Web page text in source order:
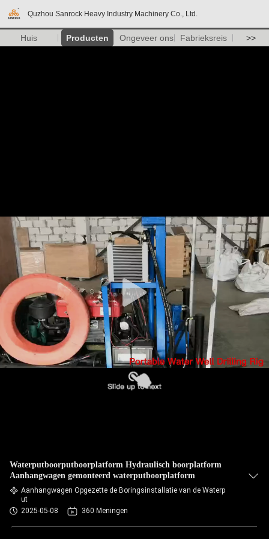
Quzhou Sanrock Heavy Industry Machinery Co., Ltd.
Huis Producten Ongeveer ons Fabrieksreis >>
Waterputboorputboorplatform Hydraulisch boorplatform
Aanhangwagen gemonteerd waterputboorplatform
Aanhangwagen Opgezette de Boringsinstallatie van de Waterp
ut
2025-05-08
360 Meningen